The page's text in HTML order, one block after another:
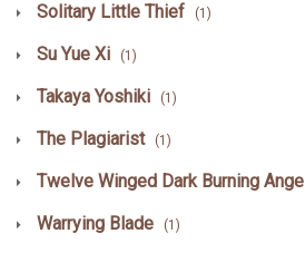
Solitary Little Thief (1)
Su Yue Xi (1)
Takaya Yoshiki (1)
The Plagiarist (1)
Twelve Winged Dark Burning Angel
Warrying Blade (1)